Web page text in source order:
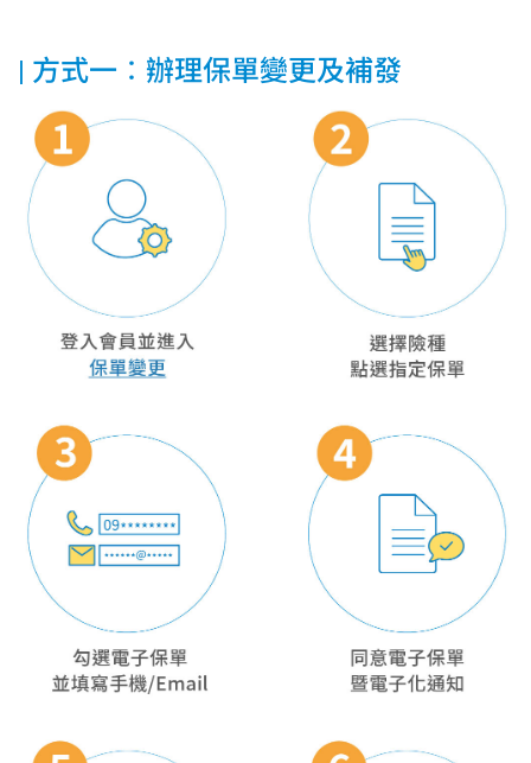
方式一：辦理保單變更及補發